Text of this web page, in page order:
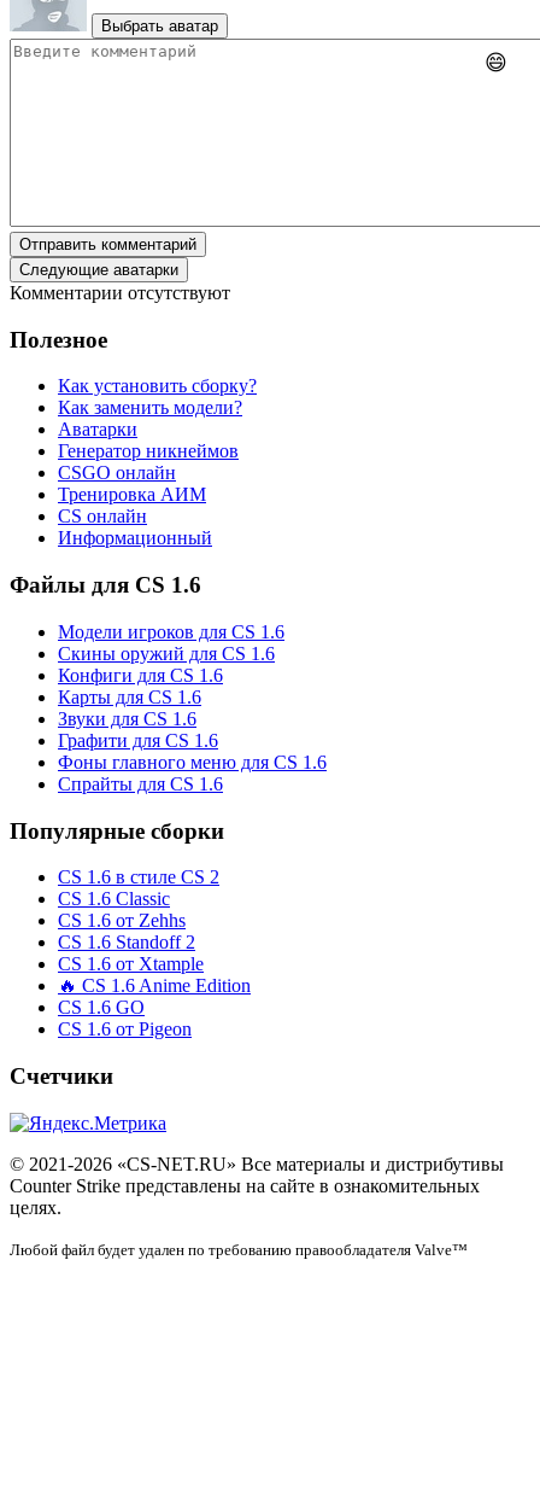
Выбрать аватар
😄
Отправить комментарий
Следующие аватарки
Комментарии отсутствуют
Полезное
Как установить сборку?
Как заменить модели?
Аватарки
Генератор никнеймов
CSGO онлайн
Тренировка АИМ
CS онлайн
Информационный
Файлы для CS 1.6
Модели игроков для CS 1.6
Скины оружий для CS 1.6
Конфиги для CS 1.6
Карты для CS 1.6
Звуки для CS 1.6
Графити для CS 1.6
Фоны главного меню для CS 1.6
Спрайты для CS 1.6
Популярные сборки
CS 1.6 в стиле CS 2
CS 1.6 Classic
CS 1.6 от Zehhs
CS 1.6 Standoff 2
CS 1.6 от Xtample
🔥 CS 1.6 Anime Edition
CS 1.6 GO
CS 1.6 от Pigeon
Счетчики
© 2021-2026 «CS-NET.RU» Все материалы и дистрибутивы
Counter Strike представлены на сайте в ознакомительных
целях.
Любой файл будет удален по требованию правообладателя Valve™